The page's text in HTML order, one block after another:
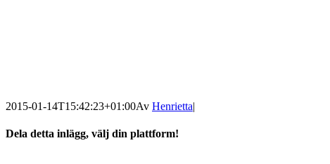
2015-01-14T15:42:23+01:00Av Henrietta|
Dela detta inlägg, välj din plattform!